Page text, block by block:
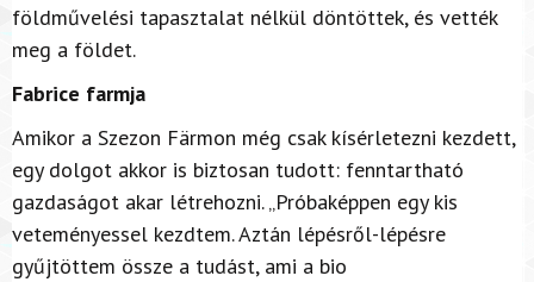
földművelési tapasztalat nélkül döntöttek, és vették
meg a földet.
Fabrice farmja
Amikor a Szezon Färmon még csak kísérletezni kezdett,
egy dolgot akkor is biztosan tudott: fenntartható
gazdaságot akar létrehozni. „Próbaképpen egy kis
veteményessel kezdtem. Aztán lépésről-lépésre
gyűjtöttem össze a tudást, ami a bio